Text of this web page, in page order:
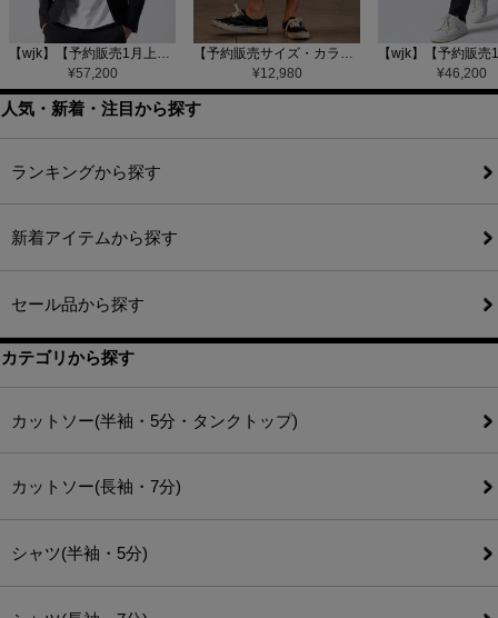
【wjk】【予約販売1月上旬～中旬入荷】function knit jacket(jacquard check) ニットジャケット(207 mw08j)
¥57,200
【予約販売サイズ・カラーにより納期異なる】【CAMBIO(カンビオ)】Gobelin Short Pants ショートパンツ(CAM25SS-002)
¥12,980 ¥46,200
人気・新着・注目から探す
ランキングから探す
新着アイテムから探す
セール品から探す
カテゴリから探す
カットソー(半袖・5分・タンクトップ)
カットソー(長袖・7分)
シャツ(半袖・5分)